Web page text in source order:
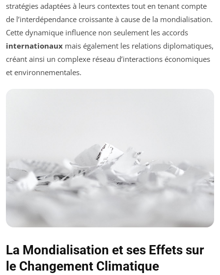
stratégies adaptées à leurs contextes tout en tenant compte
de l’interdépendance croissante à cause de la mondialisation.
Cette dynamique influence non seulement les accords
internationaux mais également les relations diplomatiques,
créant ainsi un complexe réseau d’interactions économiques
et environnementales.
La Mondialisation et ses Effets sur
le Changement Climatique